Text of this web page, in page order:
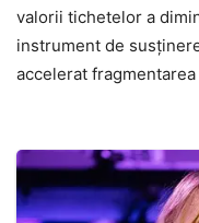
valorii tichetelor a
instrument de
accelerat